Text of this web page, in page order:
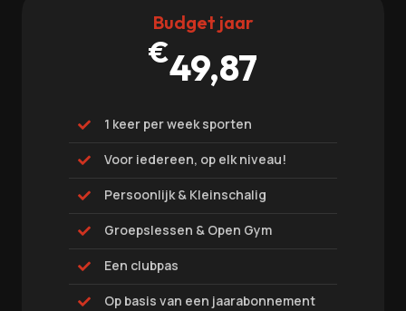
Budget jaar
€49,87
 1 keer per week sporten
 Voor iedereen, op elk niveau!
 Persoonlijk & Kleinschalig
 Groepslessen & Open Gym
 Een clubpas
 Op basis van een jaarabonnement